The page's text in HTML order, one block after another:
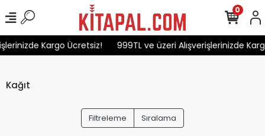
Kargo Ücretsiz! 999TL ve üzeri Alışverişlerinizde Kargo
0
Kağıt
Filtreleme Sıralama